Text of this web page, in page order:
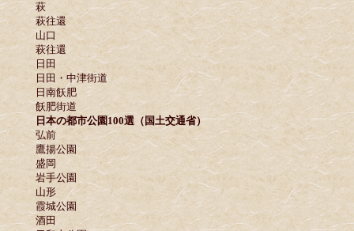
萩
萩往還
山口
萩往還
日田
日田・中津街道
日南飫肥
飫肥街道
日本の都市公園100選（国土交通省）
弘前
鷹揚公園
盛岡
岩手公園
山形
霞城公園
酒田